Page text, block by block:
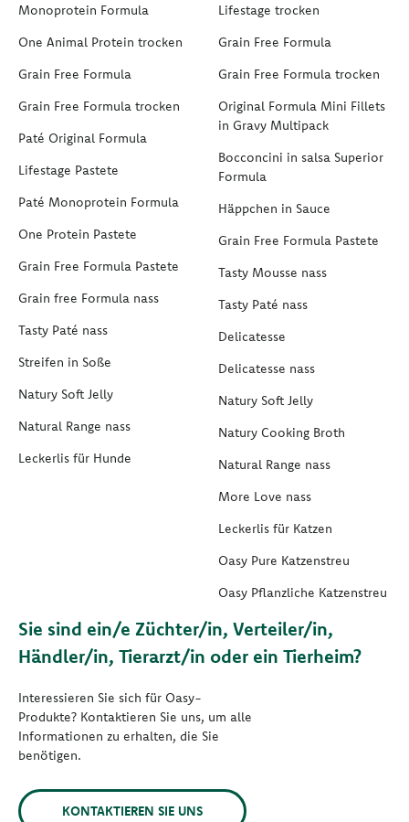
Monoprotein Formula
One Animal Protein trocken
Grain Free Formula
Grain Free Formula trocken
Paté Original Formula
Lifestage Pastete
Paté Monoprotein Formula
One Protein Pastete
Grain Free Formula Pastete
Grain free Formula nass
Tasty Paté nass
Streifen in Soße
Natury Soft Jelly
Natural Range nass
Leckerlis für Hunde
Lifestage trocken
Grain Free Formula
Grain Free Formula trocken
Original Formula Mini Fillets
in Gravy Multipack
Bocconcini in salsa Superior
Formula
Häppchen in Sauce
Grain Free Formula Pastete
Tasty Mousse nass
Tasty Paté nass
Delicatesse
Delicatesse nass
Natury Soft Jelly
Natury Cooking Broth
Natural Range nass
More Love nass
Leckerlis für Katzen
Oasy Pure Katzenstreu
Oasy Pflanzliche Katzenstreu
Sie sind ein/e Züchter/in, Verteiler/in,
Händler/in, Tierarzt/in oder ein Tierheim?
Interessieren Sie sich für Oasy-
Produkte? Kontaktieren Sie uns, um alle
Informationen zu erhalten, die Sie
benötigen.
KONTAKTIEREN SIE UNS